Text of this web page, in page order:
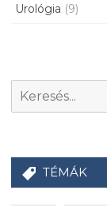
Urológia (9)
TÉMÁK